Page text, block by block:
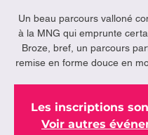
Un beau parcours valloné
à la MNG qui emprunte
Broze, bref, un parcours
remise en forme douce en
Les inscriptions
Voir autres